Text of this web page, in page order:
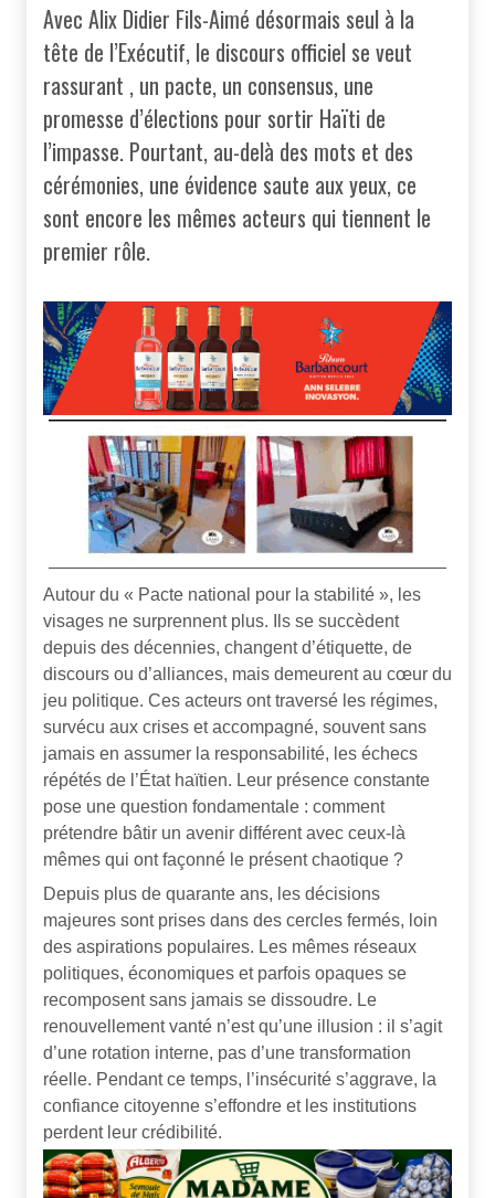
Avec Alix Didier Fils-Aimé désormais seul à la
tête de l’Exécutif, le discours officiel se veut
rassurant , un pacte, un consensus, une
promesse d’élections pour sortir Haïti de
l’impasse. Pourtant, au-delà des mots et des
cérémonies, une évidence saute aux yeux, ce
sont encore les mêmes acteurs qui tiennent le
premier rôle.
Autour du « Pacte national pour la stabilité », les
visages ne surprennent plus. Ils se succèdent
depuis des décennies, changent d’étiquette, de
discours ou d’alliances, mais demeurent au cœur du
jeu politique. Ces acteurs ont traversé les régimes,
survécu aux crises et accompagné, souvent sans
jamais en assumer la responsabilité, les échecs
répétés de l’État haïtien. Leur présence constante
pose une question fondamentale : comment
prétendre bâtir un avenir différent avec ceux-là
mêmes qui ont façonné le présent chaotique ?
Depuis plus de quarante ans, les décisions
majeures sont prises dans des cercles fermés, loin
des aspirations populaires. Les mêmes réseaux
politiques, économiques et parfois opaques se
recomposent sans jamais se dissoudre. Le
renouvellement vanté n’est qu’une illusion : il s’agit
d’une rotation interne, pas d’une transformation
réelle. Pendant ce temps, l’insécurité s’aggrave, la
confiance citoyenne s’effondre et les institutions
perdent leur crédibilité.